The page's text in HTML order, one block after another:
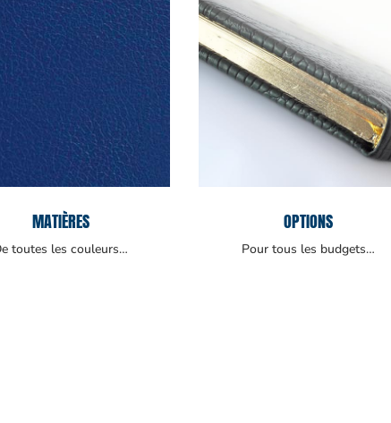
MATIÈRES
toutes les couleurs…
OPTIONS
Pour tous les budgets…